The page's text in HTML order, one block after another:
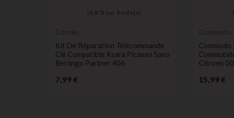
( 4,8/ 5) sur 4 note(s)
Citroën
Kit De Réparation Télécommande
Clé Compatible Xsara Picasso Saxo
Berlingo Partner 406
7,99 €
(
Commodo
Citroen
15,99 €